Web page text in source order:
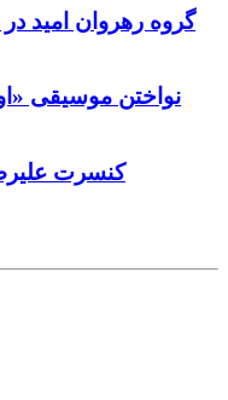
گروه رهروان امید
نواختن موسیقی
کنسرت